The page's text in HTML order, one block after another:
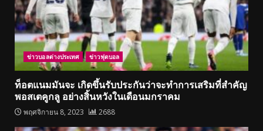
ข่าวบอลต่างประเทศ ข่าวฟุตบอล
ท็อตแนมมันจะ เกิดขึ้นรับประกันว่าจะทำการเสริมที่สำคัญ
พอสเตคูกลู อย่างสิ้นหวังในเดือนมกราคม
พฤศจิกายน 8, 2023 2688